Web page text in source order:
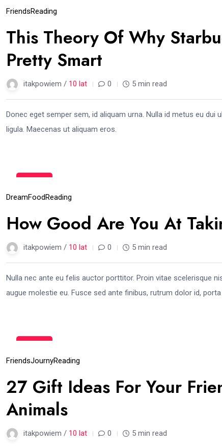
gru
FriendsReading
This Theory Of Why
Pretty Smart
itakpowiem / 10 lat 0 5 min read
Donec eget semper sem, id aliquam urna. Nulla id metus eu
ligula. Maecenas ut aliquam eros.
gru
DreamFoodReading
How Good Are You At
itakpowiem / 10 lat 0 5 min read
Nulla nec ante eu felis auctor porttitor. Proin vitae scelerisque
augue molestie eu. Fusce sed ante finibus, rutrum dolor id,
gru
FriendsJournyReading
27 Gift Ideas For Your
Animals
itakpowiem / 10 lat 0 5 min read